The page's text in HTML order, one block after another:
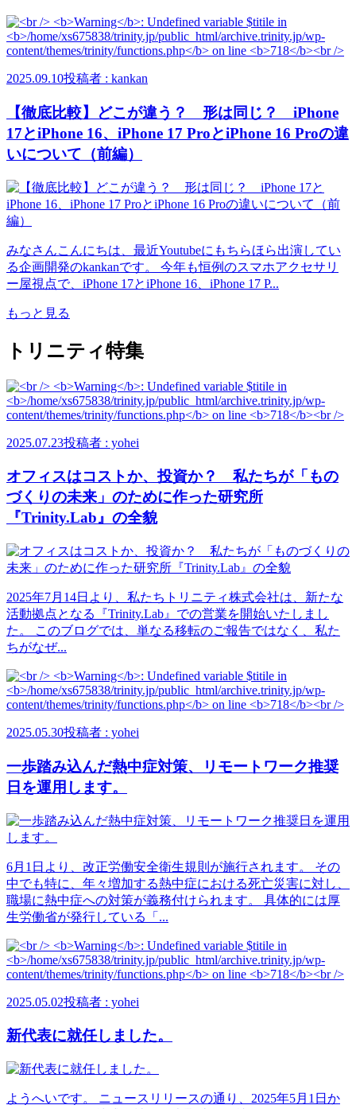
2025.09.10投稿者 : kankan
【徹底比較】どこが違う？ 形は同じ？ iPhone
17とiPhone 16、iPhone 17 ProとiPhone 16 Proの違
いについて（前編）
みなさんこんにちは、最近Youtubeにもちらほら出演してい
る企画開発のkankanです。 今年も恒例のスマホアクセサリ
ー屋視点で、iPhone 17とiPhone 16、iPhone 17 P...
もっと見る
トリニティ特集
2025.07.23投稿者 : yohei
オフィスはコストか、投資か？ 私たちが「もの
づくりの未来」のために作った研究所
『Trinity.Lab』の全貌
2025年7月14日より、私たちトリニティ株式会社は、新たな
活動拠点となる『Trinity.Lab』での営業を開始いたしまし
た。 このブログでは、単なる移転のご報告ではなく、私た
ちがなぜ...
2025.05.30投稿者 : yohei
一歩踏み込んだ熱中症対策、リモートワーク推奨
日を運用します。
6月1日より、改正労働安全衛生規則が施行されます。 その
中でも特に、年々増加する熱中症における死亡災害に対し、
職場に熱中症への対策が義務付けられます。 具体的には厚
生労働省が発行している「...
2025.05.02投稿者 : yohei
新代表に就任しました。
ようへいです。 ニュースリリースの通り、2025年5月1日か